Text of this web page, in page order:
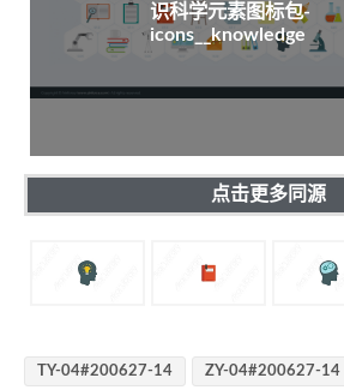
识科学元素图标包-
icons__knowledge
点击更多同源
TY-04#200627-14 ZY-04#200627-14